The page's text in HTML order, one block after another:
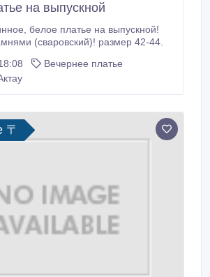
на выпускной
(сваровский)! размер 42-44.
Вечернее платье
〒